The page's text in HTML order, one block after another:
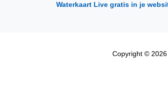
Waterkaart Live gratis in je
Copyright © 2026